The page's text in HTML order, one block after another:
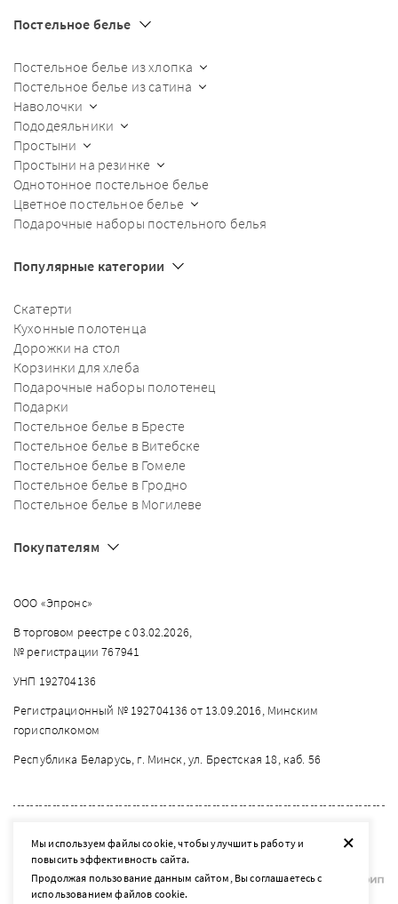
+
Мы используем файлы cookie, чтобы улучшить работу и
повысить эффективность сайта.
Продолжая пользование данным сайтом, Вы соглашаетесь с
использованием файлов cookie.
Постельное белье
Постельное белье из хлопка
Постельное белье из сатина
Наволочки
Пододеяльники
Простыни
Простыни на резинке
Однотонное постельное белье
Цветное постельное белье
Подарочные наборы постельного белья
Популярные категории
Скатерти
Кухонные полотенца
Дорожки на стол
Корзинки для хлеба
Подарочные наборы полотенец
Подарки
Постельное белье в Бресте
Постельное белье в Витебске
Постельное белье в Гомеле
Постельное белье в Гродно
Постельное белье в Могилеве
Покупателям
ООО «Эпронс»
В торговом реестре с 03.02.2026,
№ регистрации 767941
УНП 192704136
Регистрационный № 192704136 от 13.09.2016, Минским
горисполкомом
Республика Беларусь, г. Минск, ул. Брестская 18, каб. 56
Разработка сайта — SLAM